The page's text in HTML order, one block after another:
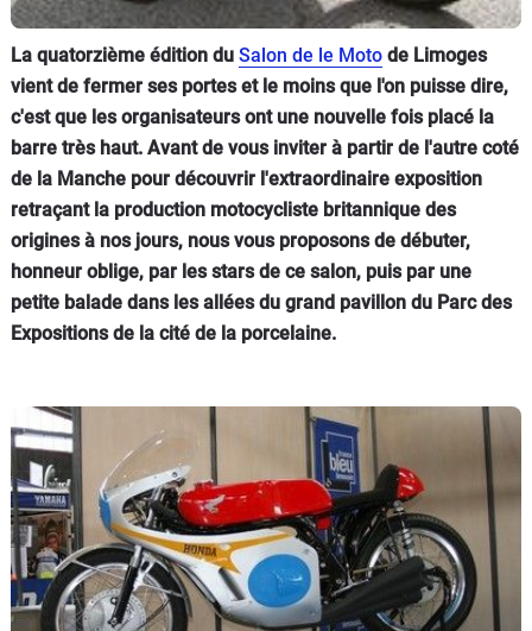
La quatorzième édition du Salon de le Moto de Limoges
vient de fermer ses portes et le moins que l'on puisse dire,
c'est que les organisateurs ont une nouvelle fois placé la
barre très haut. Avant de vous inviter à partir de l'autre coté
de la Manche pour découvrir l'extraordinaire exposition
retraçant la production motocycliste britannique des
origines à nos jours, nous vous proposons de débuter,
honneur oblige, par les stars de ce salon, puis par une
petite balade dans les allées du grand pavillon du Parc des
Expositions de la cité de la porcelaine.